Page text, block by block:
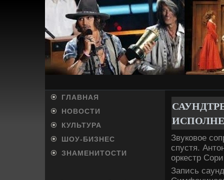
ГЛАВНАЯ
НОВОСТИ
КУЛЬТУРА
ШОУ-БИ­ЗНЕС
ЗНАМЕНИТОСТИ
Звуковое
спустя.
оркестр
Запись